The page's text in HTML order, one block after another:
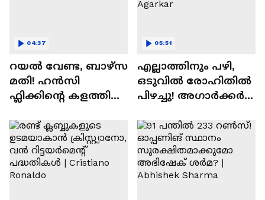
റയല്‍ വേണ്ട, ബാഴ്‌സ
മതി! ഹൻസി
ഫ്ലിക്കിന്റെ കളത്തില്‍
Rodri | Barcelona
04:37
എല്ലാത്തിനും പഴി,
ഒടുവില്‍ രോഹിതില്‍
പിഴച്ചു! അഗാര്‍ക്കർ
വിപ്ലവകാരിയോ? |
Ajit Agarkar
05:51